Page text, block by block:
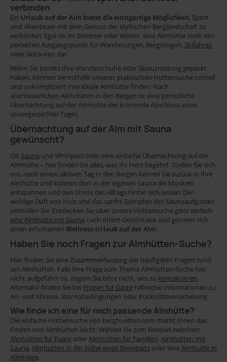
verbinden
Ein Urlaub auf der Alm bietet die einzigartige Möglichkeit, Sport
und Abenteuer mit dem Genuss der idyllischen Berglandschaft zu
verbinden. Egal ob im Sommer oder Winter, eine Almhütte stellt den
perfekten Ausgangspunkt für Wanderungen, Bergsteigen, Skifahren
oder Skitouren dar.
Wenn Sie bereits Ihre Wanderschuhe oder Skiausrüstung gepackt
haben, können Sie mithilfe unserer praktischen Hüttensuche schnell
und unkompliziert Ihre ideale Almhütte finden. Nach
abenteuerlichen Aktivitäten in den Bergen ist eine gemütliche
Übernachtung auf der Almhütte der krönende Abschluss eines
unvergesslichen Tages.
Übernachtung auf der Alm mit Sauna
gewünscht?
Ob Sauna und Whirlpool oder eine einfache Übernachtung auf der
Almhütte – hier finden Sie alles, was Ihr Herz begehrt. Stellen Sie sich
vor, nach einem aktiven Tag in den Bergen kehren Sie zurück in Ihre
Almhütte und können dort in der eigenen Sauna die Muskeln
entspannen und den Stress des Alltags hinter sich lassen. Der
wohlige Duft von Holz und das sanfte Dämpfen des Saunaaufgusses
umhüllen Sie. Entdecken Sie über unsere Hüttensuche ganz einfach
eine Almhütte mit Sauna nach Ihrem Geschmack und gönnen sich
einen erholsamen Wellness-Urlaub auf der Alm.
Haben Sie noch Fragen zur Almhütten-Suche?
Hier finden Sie eine Zusammenfassung der häufigsten Fragen rund
um Almhütten. Falls Ihre Frage zum Thema Almhütten-Suche hier
nicht aufgeführt ist, zögern Sie bitte nicht, uns zu kontaktieren.
Alternativ finden Sie bei Fragen für Gäste hilfreiche Informationen zu
An- und Abreise, Stornobedingungen oder Rücktrittsversicherung.
Wie finde ich eine für mich passende Almhütte?
Die einfache Hüttensuche von berghuetten.com macht Ihnen das
Finden von Almhütten leicht: Wählen Sie zum Beispiel zwischen
Almhütten für Paare oderAlmhütten für Familien, Almhütten mit
Sauna, Almhütten in der Nähe eines Skigebiets oder eineAlmhütte in
Alleinlage.